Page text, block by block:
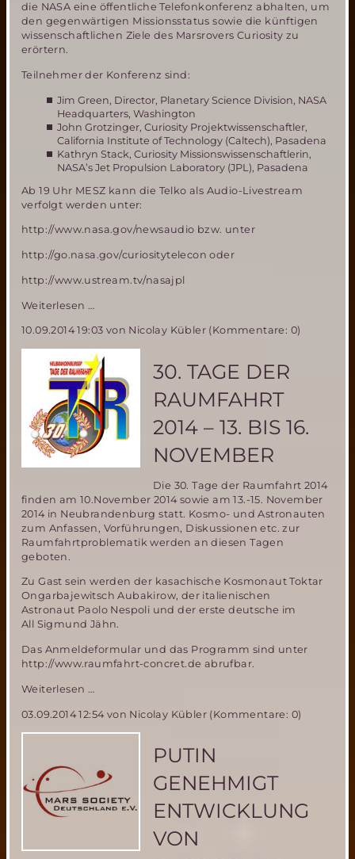
die NASA eine öffentliche Telefonkonferenz abhalten, um
den gegenwärtigen Missionsstatus sowie die künftigen
wissenschaftlichen Ziele des Marsrovers Curiosity zu
erörtern.
Teilnehmer der Konferenz sind:
Jim Green, Director, Planetary Science Division, NASA
Headquarters, Washington
John Grotzinger, Curiosity Projektwissenschaftler,
California Institute of Technology (Caltech), Pasadena
Kathryn Stack, Curiosity Missionswissenschaftlerin,
NASA’s Jet Propulsion Laboratory (JPL), Pasadena
Ab 19 Uhr MESZ kann die Telko als Audio-Livestream
verfolgt werden unter:
http://www.nasa.gov/newsaudio bzw. unter
http://go.nasa.gov/curiositytelecon oder
http://www.ustream.tv/nasajpl
Weiterlesen …
weitere
wissenschaftliche
Pläne
für
Curiosity
in
öffentlicher
Telefonkonferenz
10.09.2014 19:03 von Nicolay Kübler (Kommentare: 0)
30. TAGE DER
RAUMFAHRT
2014 – 13. BIS 16.
NOVEMBER
Die 30. Tage der Raumfahrt 2014
finden am 10.November 2014 sowie am 13.-15. November
2014 in Neubrandenburg statt. Kosmo- und Astronauten
zum Anfassen, Vorführungen, Diskussionen etc. zur
Raumfahrtproblematik werden an diesen Tagen
geboten.
Zu Gast sein werden der kasachische Kosmonaut Toktar
Ongarbajewitsch Aubakirow, der italienischen
Astronaut Paolo Nespoli und der erste deutsche im
All Sigmund Jähn.
Das Anmeldeformular und das Programm sind unter
http://www.raumfahrt-concret.de abrufbar.
Weiterlesen …
der
Raumfahrt
13.
bis
16.
03.09.2014 12:54von Nicolay Kübler (Kommentare: 0)
PUTIN
GENEHMIGT
ENTWICKLUNG
VON